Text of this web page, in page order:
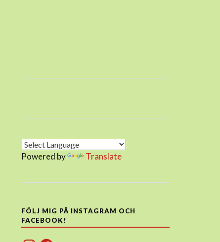
Powered by Translate
FÖLJ MIG PÅ INSTAGRAM OCH
FACEBOOK!